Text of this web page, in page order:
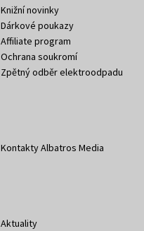
Knižní novinky
Dárkové poukazy
Affiliate program
Ochrana soukromí
Zpětný odběr elektroodpadu
Kontakty Albatros Media
Aktuality